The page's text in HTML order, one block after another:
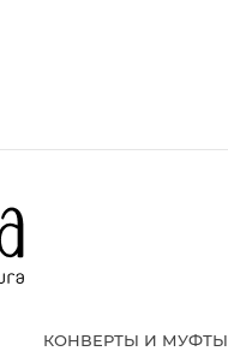
КОНВЕРТЫ И МУФТЫ